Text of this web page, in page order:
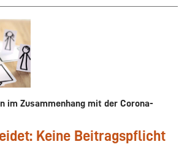
im Zusammenhang mit der Corona-
Keine Beitragspflicht